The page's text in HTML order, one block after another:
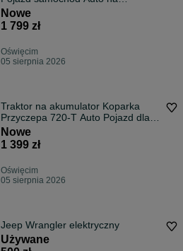
akumulator Autko
Nowe
1 799 zł
Oświęcim
05 sierpnia 2026
Traktor na akumulator Koparka
Przyczepa 720-T Auto Pojazd dla
dzieci
Nowe
1 399 zł
Oświęcim
05 sierpnia 2026
Jeep Wrangler elektryczny
Używane